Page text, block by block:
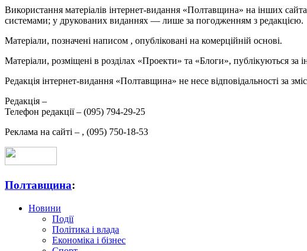
Використання матеріалів інтернет-видання «Полтавщина» на інших
системами; у друкованих виданнях — лише за погодженням з редакцією.
Матеріали, позначені написом , опубліковані на комерційній основі.
Матеріали, розміщені в розділах «Проекти» та «Блоги», публікуються за
Редакція інтернет-видання «Полтавщина» не несе відповідальності за
Редакція –
Телефон редакції – (095) 794-29-25
Реклама на сайті – , (095) 750-18-53
Полтавщина:
Новини
Події
Політика і влада
Економіка і бізнес